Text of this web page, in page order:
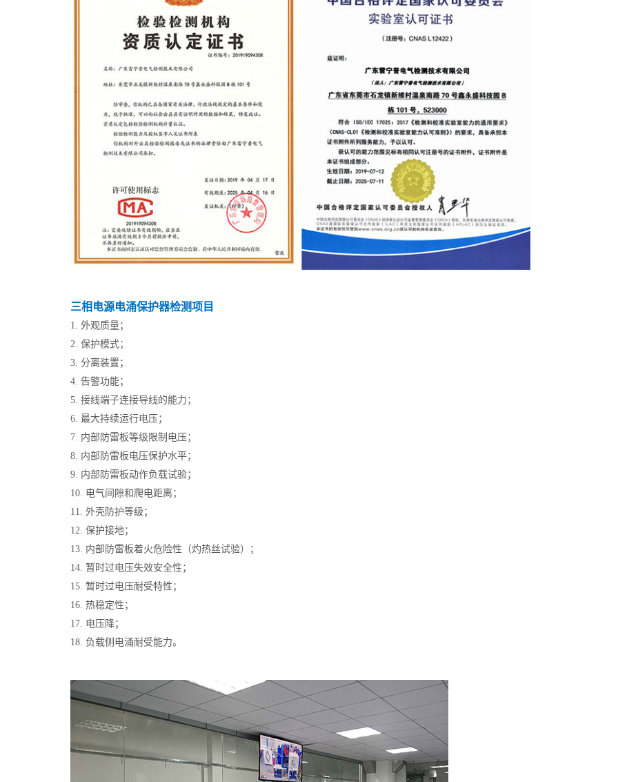
三相电源电涌保护器检测项目
1. 外观质量；
2. 保护模式；
3. 分离装置；
4. 告警功能；
5. 接线端子连接导线的能力；
6. 最大持续运行电压；
7. 内部防雷板等级限制电压；
8. 内部防雷板电压保护水平；
9. 内部防雷板动作负载试验；
10. 电气间隙和爬电距离；
11. 外壳防护等级；
12. 保护接地；
13. 内部防雷板着火危险性（灼热丝试验）；
14. 暂时过电压失效安全性；
15. 暂时过电压耐受特性；
16. 热稳定性；
17. 电压降；
18. 负载侧电涌耐受能力。